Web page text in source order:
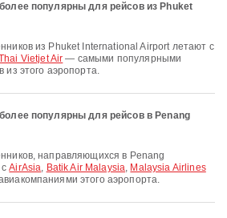
популярны для рейсов из Phuket
из Phuket International Airport летают с
Vietjet Air — самыми популярными
этого аэропорта.
популярны для рейсов в Penang
сAirAsia, Batik Air Malaysia, Malaysia Airlines
этого аэропорта.